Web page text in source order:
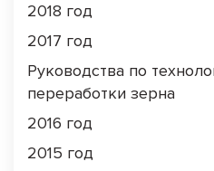
2018 год
2017 год
Руководства по
переработки зерна
2016 год
2015 год